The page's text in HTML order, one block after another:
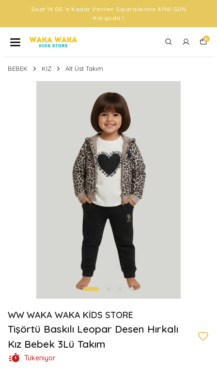
Saat 14:00 'e Kadar Verilen Siparişleriniz AYNI GÜN
Kargoda !
0
BEBEK KIZ Alt Üst Takım
WW WAKA WAKA KİDS STORE
Tişörtü Baskılı Leopar Desen Hırkalı
Kız Bebek 3Lü Takım
Tükeniyor